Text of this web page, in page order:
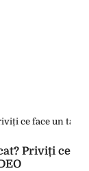
Priviți ce